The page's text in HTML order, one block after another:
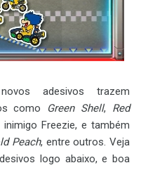
adesivos trazem
como Green Shell, Red
inimigo Freezie, e também
Peach, entre outros. Veja
logo abaixo, e boa